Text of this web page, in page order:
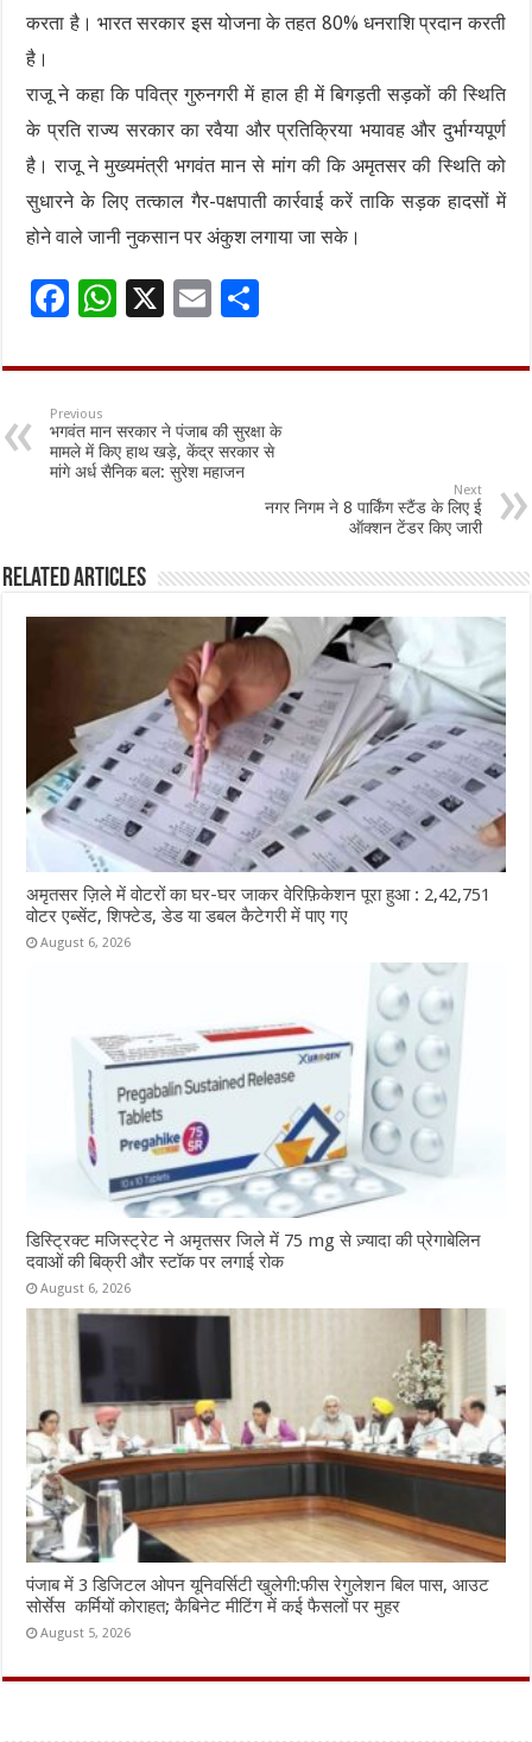
करता है। भारत सरकार इस योजना के तहत 80% धनराशि प्रदान करती
है।
राजू ने कहा कि पवित्र गुरुनगरी में हाल ही में बिगड़ती सड़कों की स्थिति
के प्रति राज्य सरकार का रवैया और प्रतिक्रिया भयावह और दुर्भाग्यपूर्ण
है। राजू ने मुख्यमंत्री भगवंत मान से मांग की कि अमृतसर की स्थिति को
सुधारने के लिए तत्काल गैर-पक्षपाती कार्रवाई करें ताकि सड़क हादसों में
होने वाले जानी नुकसान पर अंकुश लगाया जा सके।
F
e
b
o
o
W
at
p
p
X
E
ai
l
ar
e
Previous
भगवंत मान सरकार ने पंजाब की सुरक्षा के
मामले में किए हाथ खड़े, केंद्र सरकार से
मांगे अर्ध सैनिक बल: सुरेश महाजन
Next
नगर निगम ने 8 पार्किंग स्टैंड के लिए ई
ऑक्शन टेंडर किए जारी
Related Articles
अमृतसर ज़िले में वोटरों का घर-घर जाकर वेरिफ़िकेशन पूरा हुआ : 2,42,751
वोटर एब्सेंट, शिफ्टेड, डेड या डबल कैटेगरी में पाए गए
August 6, 2026
डिस्ट्रिक्ट मजिस्ट्रेट ने अमृतसर जिले में 75 mg से ज़्यादा की प्रेगाबेलिन
दवाओं की बिक्री और स्टॉक पर लगाई रोक
August 6, 2026
पंजाब में 3 डिजिटल ओपन यूनिवर्सिटी खुलेगी:फीस रेगुलेशन बिल पास, आउट
सोर्सेस कर्मियों कोराहत; कैबिनेट मीटिंग में कई फैसलों पर मुहर
August 5, 2026